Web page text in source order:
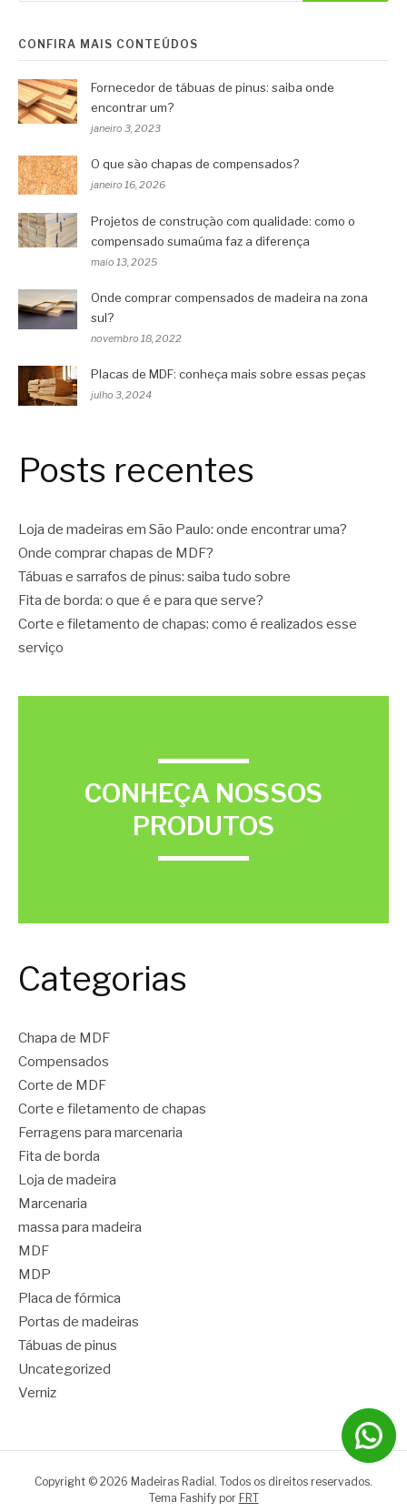
CONFIRA MAIS CONTEÚDOS
Fornecedor de tábuas de pinus: saiba onde
encontrar um?
janeiro 3, 2023
O que são chapas de compensados?
janeiro 16, 2026
Projetos de construção com qualidade: como o
compensado sumaúma faz a diferença
maio 13, 2025
Onde comprar compensados de madeira na zona
sul?
novembro 18, 2022
Placas de MDF: conheça mais sobre essas peças
julho 3, 2024
Posts recentes
Loja de madeiras em São Paulo: onde encontrar uma?
Onde comprar chapas de MDF?
Tábuas e sarrafos de pinus: saiba tudo sobre
Fita de borda: o que é e para que serve?
Corte e filetamento de chapas: como é realizados esse
serviço
CONHEÇA NOSSOS
PRODUTOS
Categorias
Chapa de MDF
Compensados
Corte de MDF
Corte e filetamento de chapas
Ferragens para marcenaria
Fita de borda
Loja de madeira
Marcenaria
massa para madeira
MDF
MDP
Placa de fórmica
Portas de madeiras
Tábuas de pinus
Uncategorized
Verniz
Copyright © 2026 Madeiras Radial. Todos os direitos reservados.
Tema Fashify por FRT